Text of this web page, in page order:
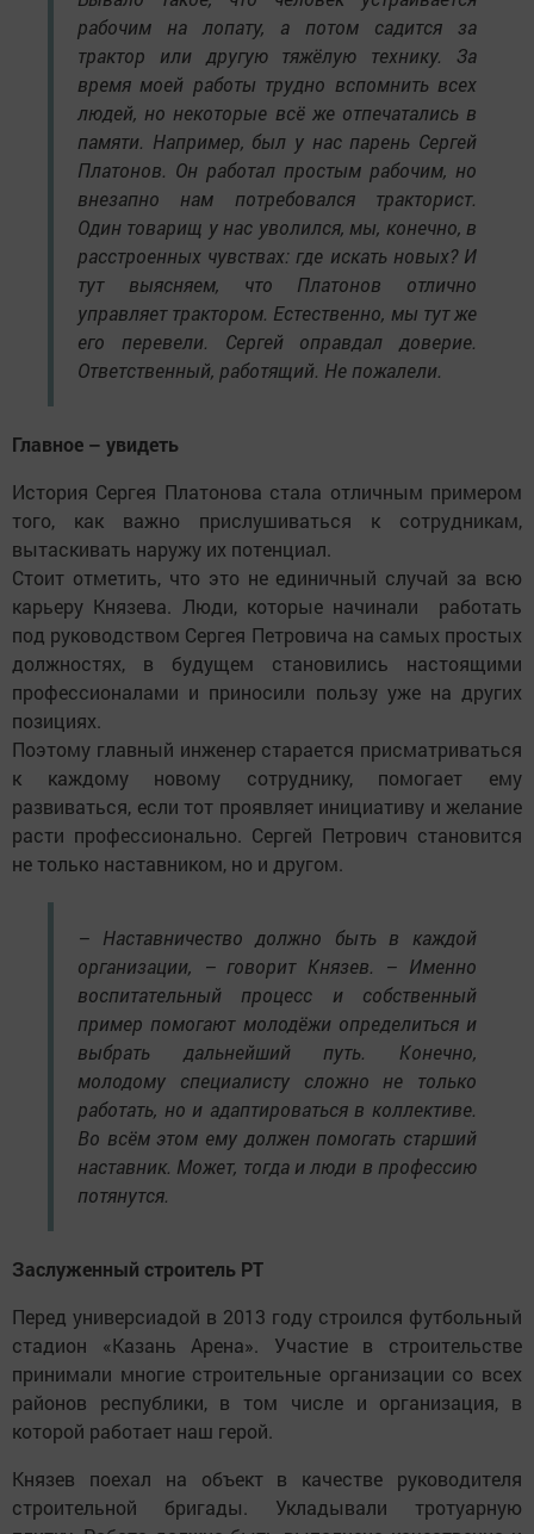
рабочим на лопату, а потом садится за
трактор или другую тяжёлую технику. За
время моей работы трудно вспомнить всех
людей, но некоторые всё же отпечатались в
памяти. Например, был у нас парень Сергей
Платонов. Он работал простым рабочим, но
внезапно нам потребовался тракторист.
Один товарищ у нас уволился, мы, конечно, в
расстроенных чувствах: где искать новых? И
тут выясняем, что Платонов отлично
управляет трактором. Естественно, мы тут же
его перевели. Сергей оправдал доверие.
Ответственный, работящий. Не пожалели.
Главное – увидеть
История Сергея Платонова стала отличным примером
того, как важно прислушиваться к сотрудникам,
вытаскивать наружу их потенциал.
Стоит отметить, что это не единичный случай за всю
карьеру Князева. Люди, которые начинали работать
под руководством Сергея Петровича на самых простых
должностях, в будущем становились настоящими
профессионалами и приносили пользу уже на других
позициях.
Поэтому главный инженер старается присматриваться
к каждому новому сотруднику, помогает ему
развиваться, если тот проявляет инициативу и желание
расти профессионально. Сергей Петрович становится
не только наставником, но и другом.
– Наставничество должно быть в каждой
организации, – говорит Князев. – Именно
воспитательный процесс и собственный
пример помогают молодёжи определиться и
выбрать дальнейший путь. Конечно,
молодому специалисту сложно не только
работать, но и адаптироваться в коллективе.
Во всём этом ему должен помогать старший
наставник. Может, тогда и люди в профессию
потянутся.
Заслуженный строитель РТ
Перед универсиадой в 2013 году строился футбольный
стадион «Казань Арена». Участие в строительстве
принимали многие строительные организации со всех
районов республики, в том числе и организация, в
которой работает наш герой.
Князев поехал на объект в качестве руководителя
строительной бригады. Укладывали тротуарную